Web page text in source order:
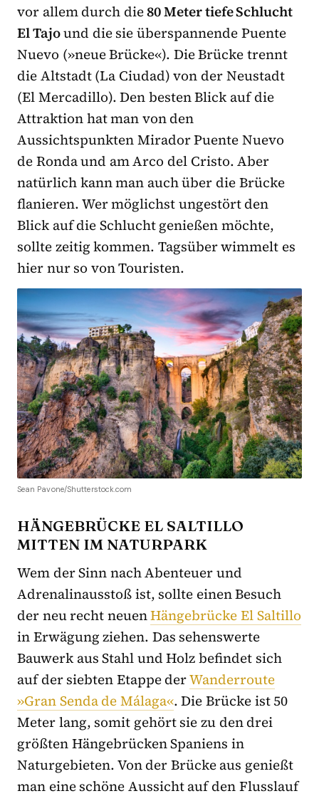
vor allem durch die80 Meter tiefe Schlucht
El Tajound die sie überspannende Puente
Nuevo (»neue Brücke«). Die Brücke trennt
die Altstadt (La Ciudad) von der Neustadt
(El Mercadillo). Den besten Blick auf die
Attraktion hat man von den
Aussichtspunkten Mirador Puente Nuevo
de Ronda und am Arco del Cristo. Aber
natürlich kann man auch über die Brücke
flanieren. Wer möglichst ungestört den
Blick auf die Schlucht genießen möchte,
sollte zeitig kommen. Tagsüber wimmelt es
hier nur so von Touristen.
Sean Pavone/Shutterstock.com
HÄNGEBRÜCKE EL SALTILLO
MITTEN IM NATURPARK
Wem der Sinn nach Abenteuer und
Adrenalinausstoß ist, sollte einen Besuch
der neu recht neuenHängebrücke El Saltillo
in Erwägung ziehen. Das sehenswerte
Bauwerk aus Stahl und Holz befindet sich
auf der siebten Etappe derWanderroute
»Gran Senda de Málaga«. Die Brücke ist 50
Meter lang, somit gehört sie zu den drei
größten Hängebrücken Spaniens in
Naturgebieten. Von der Brücke aus genießt
man eine schöne Aussicht auf den Flusslauf